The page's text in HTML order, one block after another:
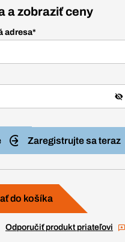
a zobraziť ceny
adresa*
Zaregistrujte sa teraz
do košíka
Odporučiť produkt priateľovi